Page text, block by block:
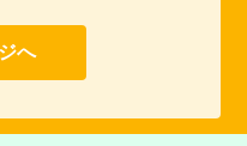
へ